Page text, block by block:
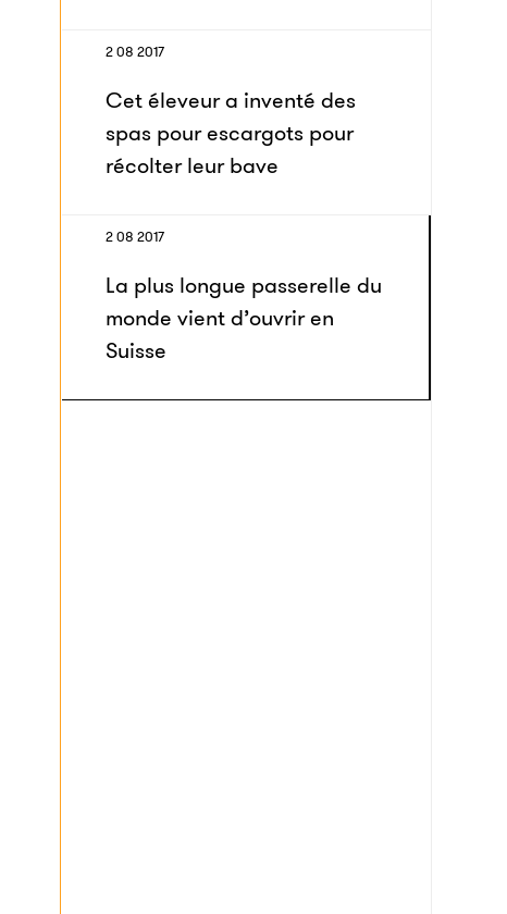
2 08 2017
Cet éleveur a inventé des
spas pour escargots pour
récolter leur bave
2 08 2017
La plus longue passerelle du
monde vient d’ouvrir en
Suisse